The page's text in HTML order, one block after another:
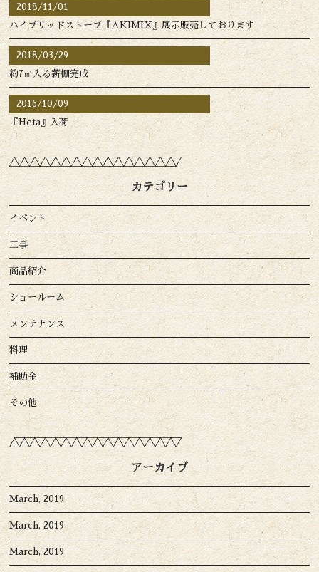
2018/11/01
ハイブリッドストーブ『AKIMIX』展示販売しております
2018/03/29
約7㎥入る薪棚完成
2016/10/09
『Heta』入荷
カテゴリー
イベント
工事
商品紹介
ショールーム
メンテナンス
料理
補助金
その他
アーカイブ
March, 2019
March, 2019
March, 2019